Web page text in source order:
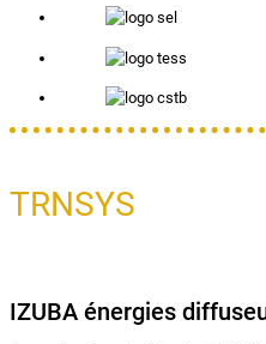
TRNSYS
IZUBA énergies